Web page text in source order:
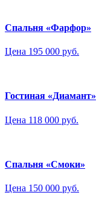
Спальня «Фарфор»
Цена 195 000 руб.
Гостиная «Диамант»
Цена 118 000 руб.
Спальня «Смоки»
Цена 150 000 руб.